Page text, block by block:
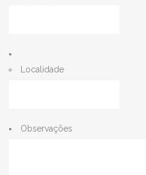
Localidade
Observações